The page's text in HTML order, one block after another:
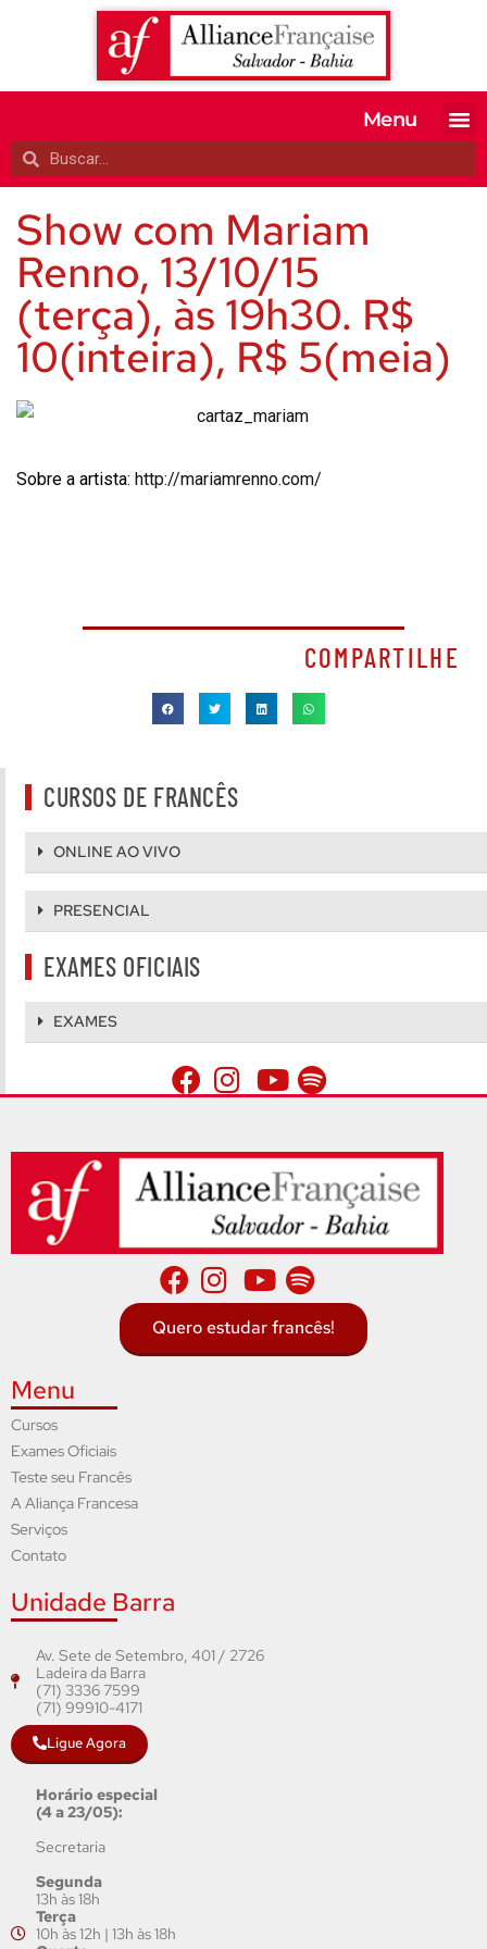
Menu
Show com Mariam
Renno, 13/10/15
(terça), às 19h30. R$
10(inteira), R$ 5(meia)
Sobre a artista: http://mariamrenno.com/
COMPARTILHE
CURSOS DE FRANCÊS
ONLINE AO VIVO
PRESENCIAL
EXAMES OFICIAIS
EXAMES
Quero estudar francês!
Menu
Cursos
Exames Oficiais
Teste seu Francês
A Aliança Francesa
Serviços
Contato
Unidade Barra
Av. Sete de Setembro, 401 / 2726
Ladeira da Barra
(71) 3336 7599
(71) 99910-4171
Ligue Agora
Horário especial
(4 a 23/05):
Secretaria
Segunda
13h às 18h
Terça
10h às 12h | 13h às 18h